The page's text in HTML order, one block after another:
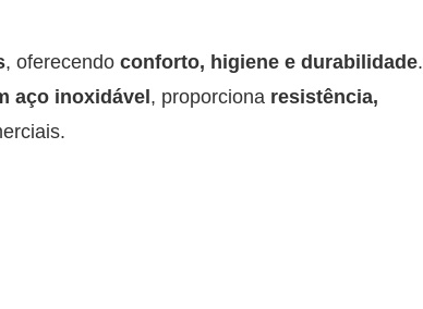
, oferecendo conforto, higiene e durabilidade.
aço inoxidável , proporciona resistência,